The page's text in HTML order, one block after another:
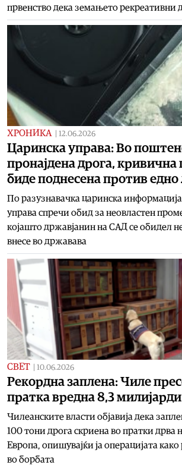
првенство дека земањето рекреативни
ХРОНИКА 12.06.2026
Царинска управа: Во
пронајдена дрога, кривична
биде поднесена против едно
По разузнавачка царинска
управа спречи обид за неовластен
којашто државјанин на САД се обидел
внесе во државава
СВЕТ 10.06.2026
Рекордна заплена: Чиле
пратка вредна 8,3
Чилеанските власти објавија дека
100 тони дрога скриена во пратки дрва
Европа, опишувајќи ја операцијата
во борбата